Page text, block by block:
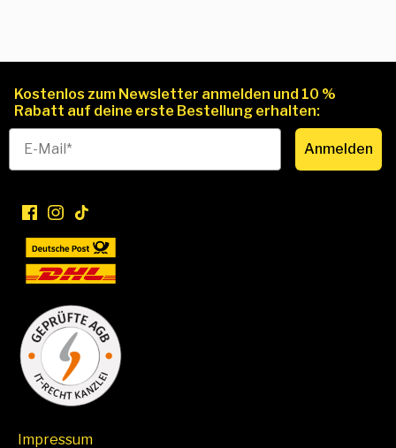
Kostenlos zum Newsletter anmelden und 10 %
Rabatt auf deine erste Bestellung erhalten:
Anmelden
Impressum